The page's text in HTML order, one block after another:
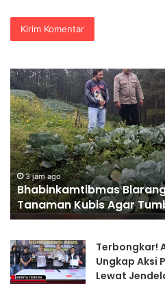
Bhabinkamtibmas
Blarang
Rutin
Monitoring
Tanaman
Kubis
Agar
Tumbuh
Sesuai
Harapan
3 jam ago
Bhabinkamtibmas
Tanaman Kubis Agar
Terbongkar!
Ungkap Aksi
Lewat